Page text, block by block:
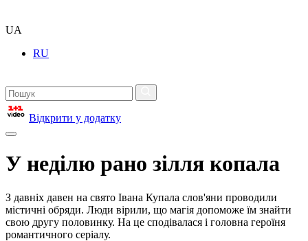
UA
RU
Відкрити у додатку
У неділю рано зілля копала
З давніх давен на свято Івана Купала слов'яни проводили
містичні обряди. Люди вірили, що магія допоможе їм знайти
свою другу половинку. На це сподівалася і головна героїня
романтичного серіалу.